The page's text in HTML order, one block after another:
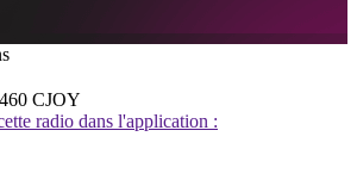
CJOY
radio dans l'application :